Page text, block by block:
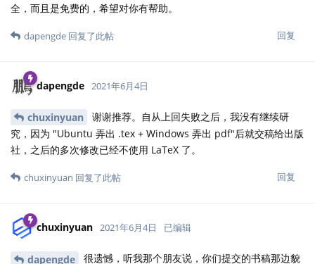
全，而且是免费的，希望对你有帮助。
回复
dapengde 回复了此帖
dapengde 2021年6月4日
chuxinyuan
谢谢推荐。自从上回失败之后，我没有继续研
究，因为 "Ubuntu 弄出 .tex + Windows 弄出 pdf"后就交稿给出版
社，之后的多次修改已经不使用 LaTeX 了。
回复
chuxinyuan 回复了此帖
chuxinyuan 2021年6月4日 已编辑
dapengde 很遗憾，听我那个朋友说，你们提交的书稿那边貌